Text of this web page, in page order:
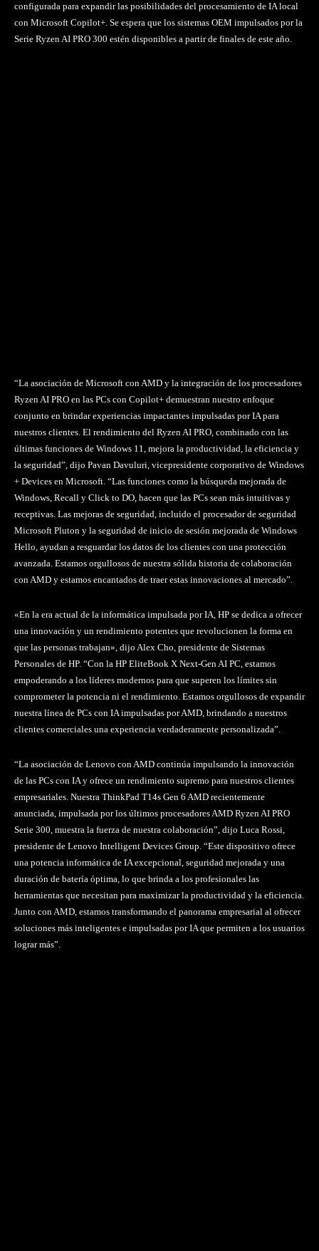
configurada para expandir las posibilidades del procesamiento de IA local
con Microsoft Copilot+. Se espera que los sistemas OEM impulsados por la
Serie Ryzen AI PRO 300 estén disponibles a partir de finales de este año.
“La asociación de Microsoft con AMD y la integración de los procesadores
Ryzen AI PRO en las PCs con Copilot+ demuestran nuestro enfoque
conjunto en brindar experiencias impactantes impulsadas por IA para
nuestros clientes. El rendimiento del Ryzen AI PRO, combinado con las
últimas funciones de Windows 11, mejora la productividad, la eficiencia y
la seguridad”, dijo Pavan Davuluri, vicepresidente corporativo de Windows
+ Devices en Microsoft. “Las funciones como la búsqueda mejorada de
Windows, Recall y Click to DO, hacen que las PCs sean más intuitivas y
receptivas. Las mejoras de seguridad, incluido el procesador de seguridad
Microsoft Pluton y la seguridad de inicio de sesión mejorada de Windows
Hello, ayudan a resguardar los datos de los clientes con una protección
avanzada. Estamos orgullosos de nuestra sólida historia de colaboración
con AMD y estamos encantados de traer estas innovaciones al mercado”.
«En la era actual de la informática impulsada por IA, HP se dedica a ofrecer
una innovación y un rendimiento potentes que revolucionen la forma en
que las personas trabajan», dijo Alex Cho, presidente de Sistemas
Personales de HP. “Con la HP EliteBook X Next-Gen AI PC, estamos
empoderando a los líderes modernos para que superen los límites sin
comprometer la potencia ni el rendimiento. Estamos orgullosos de expandir
nuestra línea de PCs con IA impulsadas por AMD, brindando a nuestros
clientes comerciales una experiencia verdaderamente personalizada”.
“La asociación de Lenovo con AMD continúa impulsando la innovación
de las PCs con IA y ofrece un rendimiento supremo para nuestros clientes
empresariales. Nuestra ThinkPad T14s Gen 6 AMD recientemente
anunciada, impulsada por los últimos procesadores AMD Ryzen AI PRO
Serie 300, muestra la fuerza de nuestra colaboración”, dijo Luca Rossi,
presidente de Lenovo Intelligent Devices Group. “Este dispositivo ofrece
una potencia informática de IA excepcional, seguridad mejorada y una
duración de batería óptima, lo que brinda a los profesionales las
herramientas que necesitan para maximizar la productividad y la eficiencia.
Junto con AMD, estamos transformando el panorama empresarial al ofrecer
soluciones más inteligentes e impulsadas por IA que permiten a los usuarios
lograr más”.